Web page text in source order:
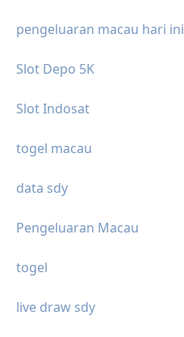
pengeluaran macau hari ini
Slot Depo 5K
Slot Indosat
togel macau
data sdy
Pengeluaran Macau
togel
live draw sdy